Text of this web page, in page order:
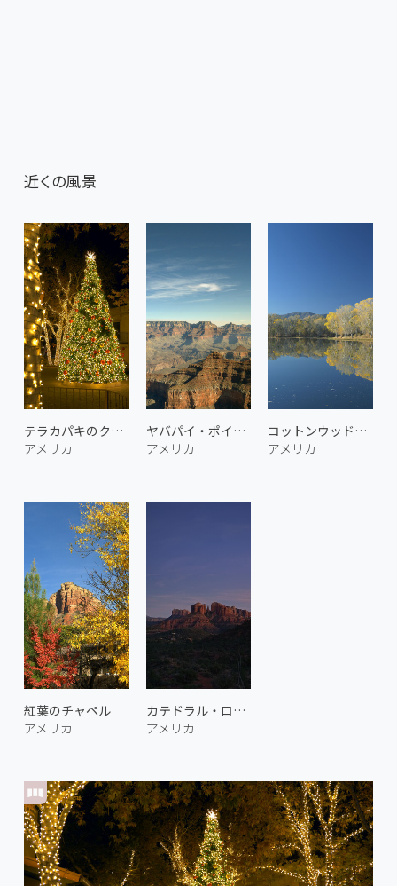
近くの風景
テラカパキのクリスマスツリー 1
アメリカ
ヤバパイ・ポイント 1
アメリカ
コットンウッドの紅葉 1
アメリカ
紅葉のチャペル
アメリカ
カテドラル・ロック 2
アメリカ